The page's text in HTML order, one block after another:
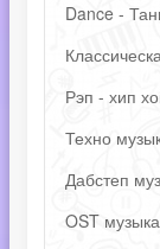
Dance -
Рэп - хип
Техно
Дабстеп
OST музыка